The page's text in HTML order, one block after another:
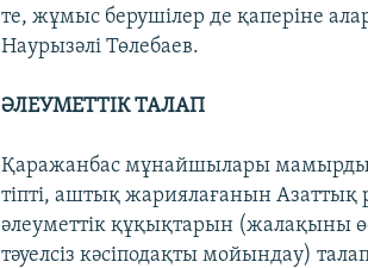
те, жұмыс берушілер де қаперіне
Наурызәлі Төлебаев.
ӘЛЕУМЕТТІК ТАЛАП
Қаражанбас мұнайшылары мамырдың
тіпті, аштық жариялағанын
әлеуметтік құқықтарын (жалақыны
тәуелсіз кәсіподақты мойындау)